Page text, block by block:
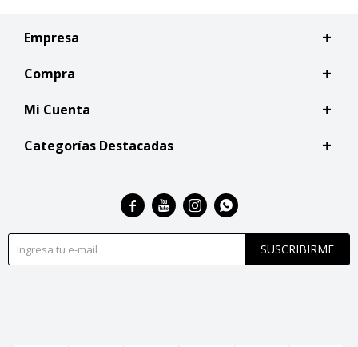
Empresa
Compra
Mi Cuenta
Categorías Destacadas
SUSCRIBIRME
   